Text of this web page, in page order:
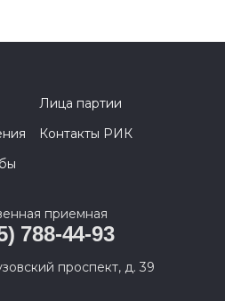
Лица партии
Контакты РИК
приемная
788-44-93
проспект, д. 39